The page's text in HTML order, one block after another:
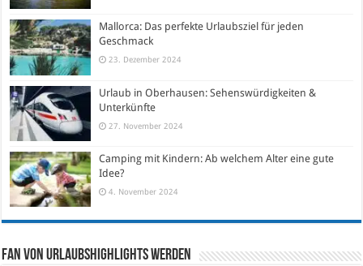
Mallorca: Das perfekte Urlaubsziel für jeden
Geschmack
23. Dezember 2024
Urlaub in Oberhausen: Sehenswürdigkeiten &
Unterkünfte
27. November 2024
Camping mit Kindern: Ab welchem Alter eine gute
Idee?
4. November 2024
Fan von Urlaubshighlights werden